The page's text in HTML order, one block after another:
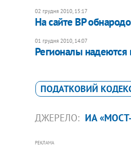
02 грудня 2010, 15:17
На сайте ВР
01 грудня 2010, 14:07
Регионалы надеются
ПОДАТКОВИЙ
ДЖЕРЕЛО: ИА
РЕКЛАМА